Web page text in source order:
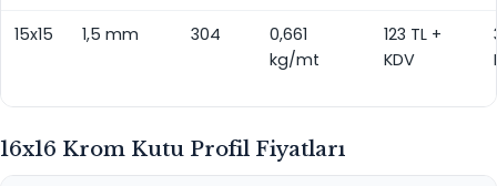
15x15 1,5 mm 304
0,661
kg/mt
123 TL +
KDV
16x16 Krom Kutu Profil Fiyatları